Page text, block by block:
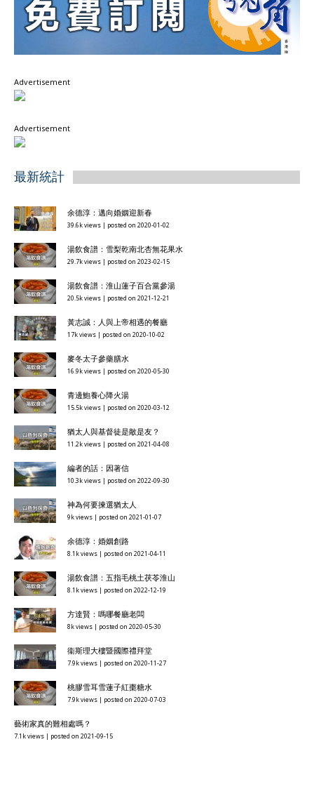
Advertisement
Advertisement
最新統計
余德淳：邁向婚姻迎新春
39.6k views | posted on 2020-01-02
湯飲食譜：雪梨乾南北杏無花果水
29.7k views | posted on 2023-02-15
湯飲食譜：淮山蓮子百合黨參湯
20.5k views | posted on 2021-12-21
黃志誠：人與上帝相遇的餐廳
17k views | posted on 2020-10-02
麥冬太子參藥膳水
16.9k views | posted on 2020-05-30
青邊鮑養心降火湯
15.5k views | posted on 2020-03-12
猶太人與基督徒是敵是友？
11.2k views | posted on 2021-04-08
編者的話：因著信
10.3k views | posted on 2022-09-30
神為何要揀選猶太人
9k views | posted on 2021-01-07
余德淳：婚姻創路
8.1k views | posted on 2021-04-11
湯飲食譜：五指毛桃土茯苓淮山
8.1k views | posted on 2022-12-19
方達賢：嗎哪餐廳老闆
8k views | posted on 2020-05-30
衞斯理大樓暨國際禮拜堂
7.9k views | posted on 2020-11-27
桃膠雪耳雪蓮子紅棗糖水
7.9k views | posted on 2020-07-03
藝術家真的難相處嗎？
7.1k views | posted on 2021-09-15